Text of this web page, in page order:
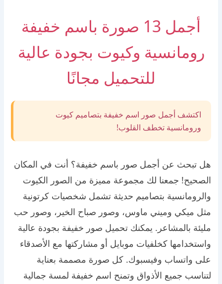
أجمل 13 صورة باسم خفيفة
رومانسية وكيوت بجودة عالية
للتحميل مجانًا
اكتشف أجمل صور اسم خفيفة بتصاميم كيوت
ورومانسية تخطف القلوب!
هل تبحث عن أجمل صور باسم خفيفة؟ أنت في المكان
الصحيح! جمعنا لك مجموعة مميزة من الصور الكيوت
والرومانسية بتصاميم حديثة تشمل شخصيات كرتونية
مثل ميكي وميني ماوس، وصور صباح الخير، وصور حب
مليئة بالمشاعر. يمكنك تحميل صور خفيفة بجودة عالية
واستخدامها كخلفيات موبايل أو مشاركتها مع الأصدقاء
على واتساب وفيسبوك. كل صورة مصممة بعناية
لتناسب جميع الأذواق وتمنح اسم خفيفة لمسة جمالية